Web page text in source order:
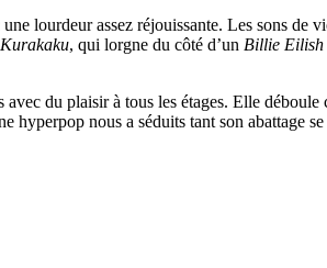
lourdeur assez réjouissante. Les sons
Kurakaku, qui lorgne du côté d’un Billie Eilish
du plaisir à tous les étages. Elle
hyperpop nous a séduits tant son abattage